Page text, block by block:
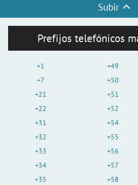
Subir
Prefijos telefónicos
+1
+7
+21
+22
+31
+32
+33
+34
+35
+49
+50
+51
+52
+54
+55
+56
+57
+58